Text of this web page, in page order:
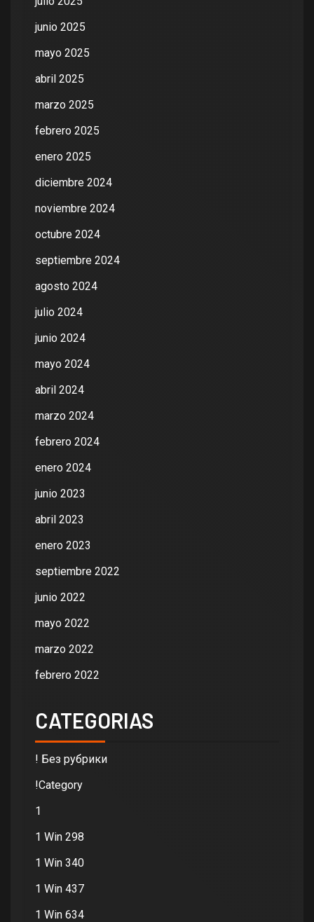
junio 2025
mayo 2025
abril 2025
marzo 2025
febrero 2025
enero 2025
diciembre 2024
noviembre 2024
octubre 2024
septiembre 2024
agosto 2024
julio 2024
junio 2024
mayo 2024
abril 2024
marzo 2024
febrero 2024
enero 2024
junio 2023
abril 2023
enero 2023
septiembre 2022
junio 2022
mayo 2022
marzo 2022
febrero 2022
CATEGORIAS
! Без рубрики
!Category
1
1 Win 298
1 Win 340
1 Win 437
1 Win 634